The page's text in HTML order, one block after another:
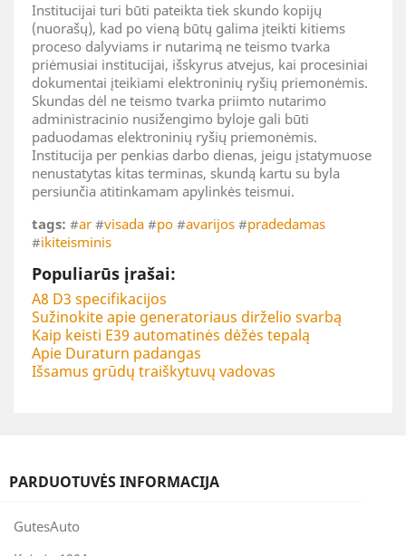
Institucijai turi būti pateikta tiek skundo kopijų
(nuorašų), kad po vieną būtų galima įteikti kitiems
proceso dalyviams ir nutarimą ne teismo tvarka
priėmusiai institucijai, išskyrus atvejus, kai procesiniai
dokumentai įteikiami elektroninių ryšių priemonėmis.
Skundas dėl ne teismo tvarka priimto nutarimo
administracinio nusižengimo byloje gali būti
paduodamas elektroninių ryšių priemonėmis.
Institucija per penkias darbo dienas, jeigu įstatymuose
nenustatytas kitas terminas, skundą kartu su byla
persiunčia atitinkamam apylinkės teismui.
tags: #ar #visada #po #avarijos #pradedamas
#ikiteisminis
Populiarūs įrašai:
A8 D3 specifikacijos
Sužinokite apie generatoriaus dirželio svarbą
Kaip keisti E39 automatinės dėžės tepalą
Apie Duraturn padangas
Išsamus grūdų traiškytuvų vadovas
PARDUOTUVĖS INFORMACIJA
GutesAuto